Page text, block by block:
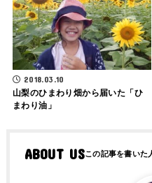
2018.03.10
山梨のひまわり畑から届いた「ひ
まわり油」
ABOUT US